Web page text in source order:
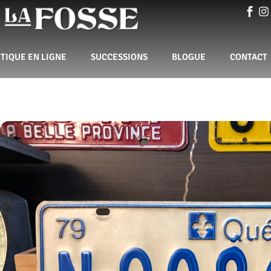
EN LIGNE SUCCESSIONS BLOGUE CONTACT